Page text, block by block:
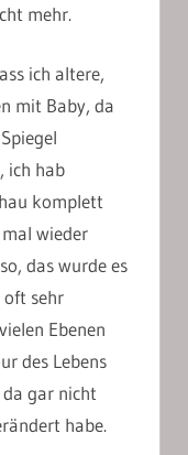
mehr.
ich altere,
mit Baby, da
ich hab
komplett
wieder
das wurde es
oft sehr
Ebenen
des Lebens
gar nicht
habe.